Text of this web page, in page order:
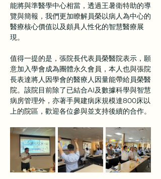
能將與準醫學中心相當，透過王暑衛特助的導
覽與簡報，我們更加瞭解員榮以病人為中心的
醫療核心價值以及頗具人性化的智慧醫療展
現。
值得一提的是，張院長代表員榮醫院表示，願
意加入學會成為團體永久會員，本人也與張院
長表達將人因學會的醫療人因量能帶給員榮醫
院。該院目前除了已結合AI及數據科學與智慧
病房管理外，亦著手興建病床規模達800床以
上的院區，歡迎各位參與並支持後續的合作。